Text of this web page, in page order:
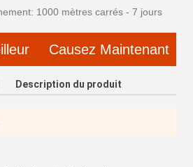
1000 mètres carrés - 7 jours
Causez Maintenant
Description du produit